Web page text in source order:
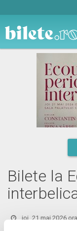
Bilete la
joi, 21 mai 2026